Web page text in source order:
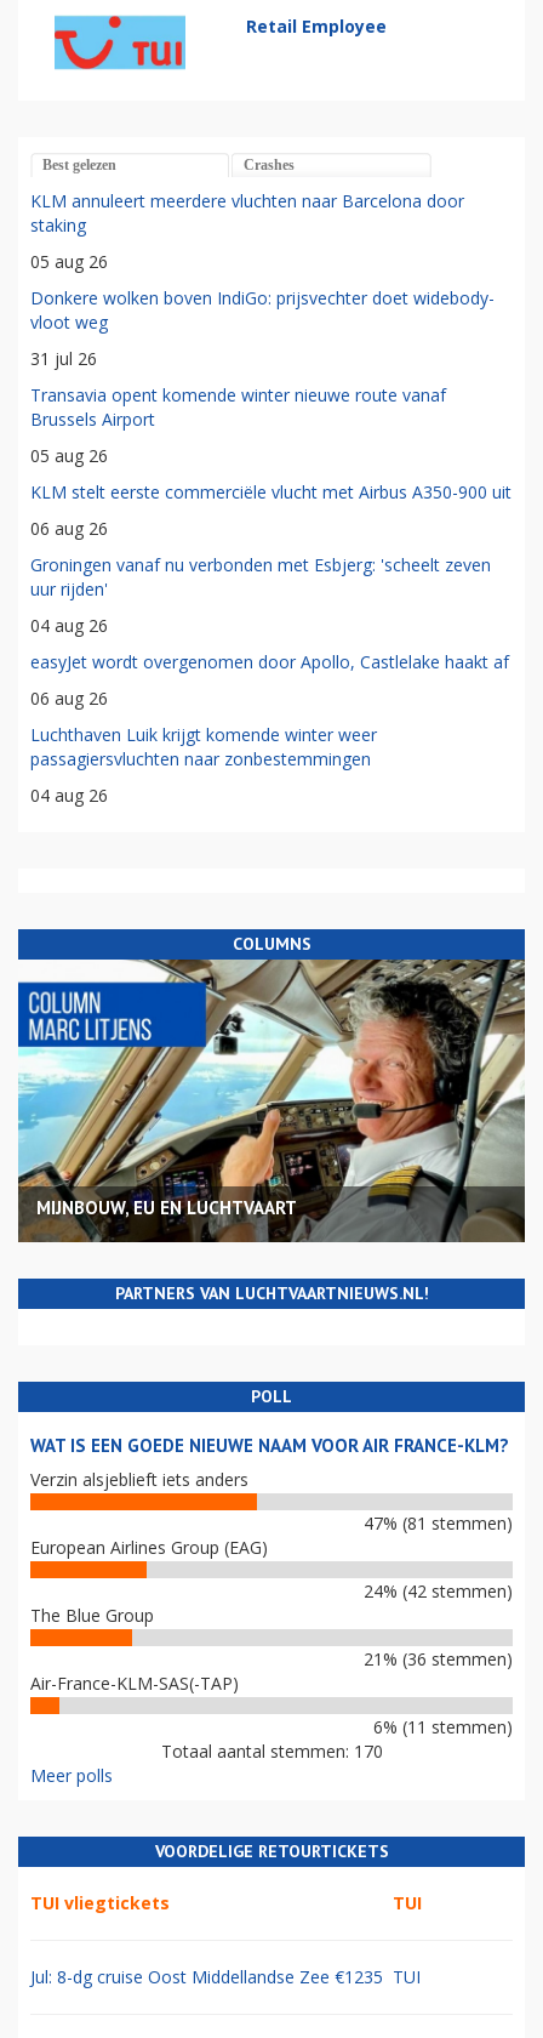
Retail Employee
Best gelezen Crashes
KLM annuleert meerdere vluchten naar Barcelona door
staking
05 aug 26
Donkere wolken boven IndiGo: prijsvechter doet widebody-
vloot weg
31 jul 26
Transavia opent komende winter nieuwe route vanaf
Brussels Airport
05 aug 26
KLM stelt eerste commerciële vlucht met Airbus A350-900 uit
06 aug 26
Groningen vanaf nu verbonden met Esbjerg: 'scheelt zeven
uur rijden'
04 aug 26
easyJet wordt overgenomen door Apollo, Castlelake haakt af
06 aug 26
Luchthaven Luik krijgt komende winter weer
passagiersvluchten naar zonbestemmingen
04 aug 26
COLUMNS
MIJNBOUW, EU EN LUCHTVAART
PARTNERS VAN LUCHTVAARTNIEUWS.NL!
POLL
WAT IS EEN GOEDE NIEUWE NAAM VOOR AIR FRANCE-KLM?
Verzin alsjeblieft iets anders
47% (81 stemmen)
European Airlines Group (EAG)
24% (42 stemmen)
The Blue Group
21% (36 stemmen)
Air-France-KLM-SAS(-TAP)
6% (11 stemmen)
Totaal aantal stemmen: 170
Meer polls
VOORDELIGE RETOURTICKETS
TUI vliegtickets TUI
Jul: 8-dg cruise Oost Middellandse Zee €1235 TUI